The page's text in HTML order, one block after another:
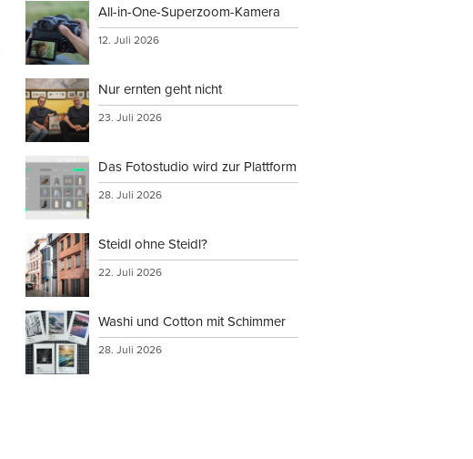
All-in-One-Superzoom-Kamera
12. Juli 2026
Nur ernten geht nicht
23. Juli 2026
Das Fotostudio wird zur Plattform
28. Juli 2026
Steidl ohne Steidl?
22. Juli 2026
Washi und Cotton mit Schimmer
28. Juli 2026